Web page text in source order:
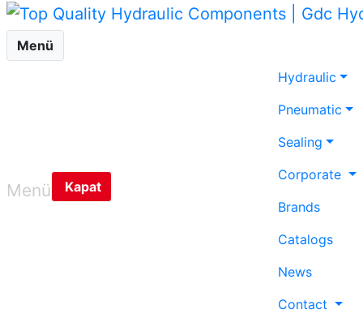
Menü
Kapat
Menü
Hydraulic
Pneumatic
Sealing
Corporate
Brands
Catalogs
News
Contact